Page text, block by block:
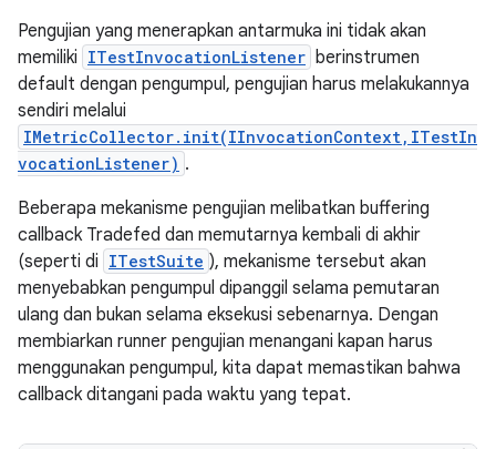
Pengujian yang menerapkan antarmuka ini tidak akan
memiliki ITestInvocationListener berinstrumen
default dengan pengumpul, pengujian harus melakukannya
sendiri melalui
IMetricCollector.init(IInvocationContext,ITestIn
vocationListener) .
Beberapa mekanisme pengujian melibatkan buffering
callback Tradefed dan memutarnya kembali di akhir
(seperti di ITestSuite ), mekanisme tersebut akan
menyebabkan pengumpul dipanggil selama pemutaran
ulang dan bukan selama eksekusi sebenarnya. Dengan
membiarkan runner pengujian menangani kapan harus
menggunakan pengumpul, kita dapat memastikan bahwa
callback ditangani pada waktu yang tepat.